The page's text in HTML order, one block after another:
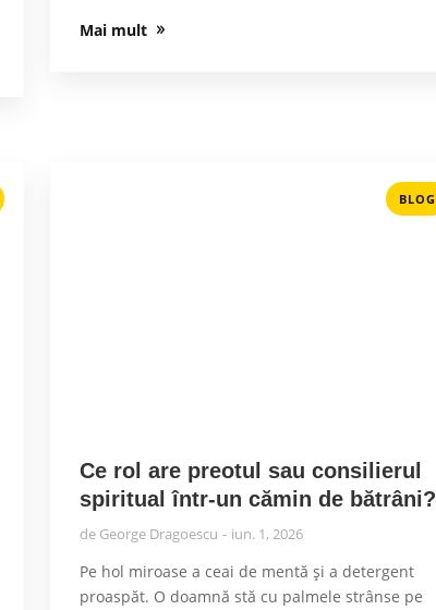
Mai mult
BLOG
Ce rol are preotul sau consilierul
spiritual într-un cămin de bătrâni?
de George Dragoescu iun. 1, 2026
Pe hol miroase a ceai de mentă și a detergent
proaspăt. O doamnă stă cu palmele strânse pe